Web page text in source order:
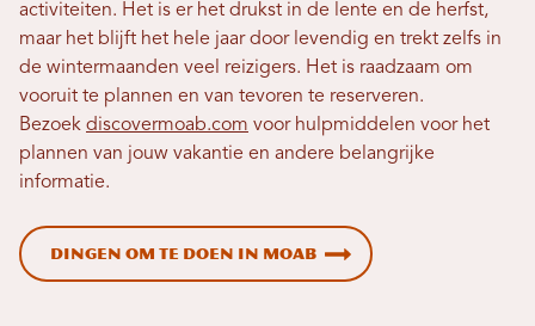
activiteiten. Het is er het drukst in de lente en de herfst,
maar het blijft het hele jaar door levendig en trekt zelfs in
de wintermaanden veel reizigers. Het is raadzaam om
vooruit te plannen en van tevoren te reserveren.
Bezoek discovermoab.com voor hulpmiddelen voor het
plannen van jouw vakantie en andere belangrijke
informatie.
Dingen om te doen in Moab